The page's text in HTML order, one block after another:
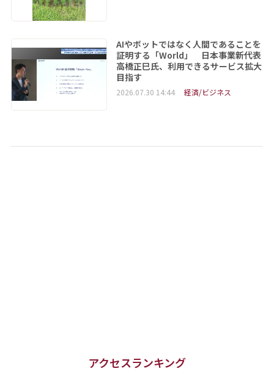
AIやボットではなく人間であることを
証明する「World」 日本事業新代表
高橋正巳氏、利用できるサービス拡大
目指す
2026.07.30 14:44 経済/ビジネス
アクセスランキング